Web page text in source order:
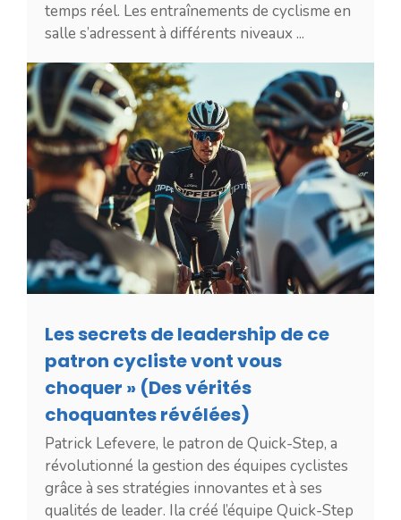
temps réel. Les entraînements de cyclisme en
salle s’adressent à différents niveaux ...
Les secrets de leadership de ce
patron cycliste vont vous
choquer » (Des vérités
choquantes révélées)
Patrick Lefevere, le patron de Quick-Step, a
révolutionné la gestion des équipes cyclistes
grâce à ses stratégies innovantes et à ses
qualités de leader. Ila créé l’équipe Quick-Step